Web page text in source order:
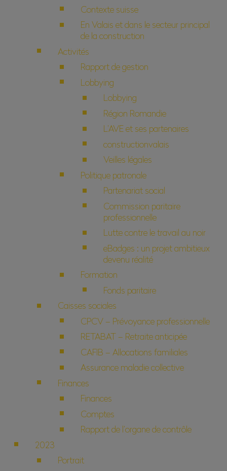
Contexte suisse
En Valais et dans le secteur principal
de la construction
Activités
Rapport de gestion
Lobbying
Lobbying
Région Romandie
L’AVE et ses partenaires
constructionvalais
Veilles légales
Politique patronale
Partenariat social
Commission paritaire
professionnelle
Lutte contre le travail au noir
eBadges : un projet ambitieux
devenu réalité
Formation
Fonds paritaire
Caisses sociales
CPCV – Prévoyance professionnelle
RETABAT – Retraite anticipée
CAFIB – Allocations familiales
Assurance maladie collective
Finances
Finances
Comptes
Rapport de l’organe de contrôle
2023
Portrait